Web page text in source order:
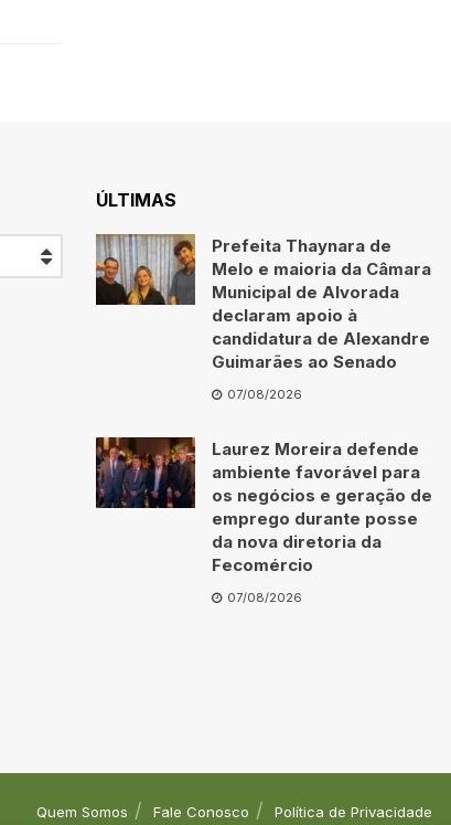
ÚLTIMAS
Prefeita Thaynara de
Melo e maioria da Câmara
Municipal de Alvorada
declaram apoio à
candidatura de Alexandre
Guimarães ao Senado
07/08/2026
Laurez Moreira defende
ambiente favorável para
os negócios e geração de
emprego durante posse
da nova diretoria da
Fecomércio
07/08/2026
Quem Somos Fale Conosco Política de Privacidade